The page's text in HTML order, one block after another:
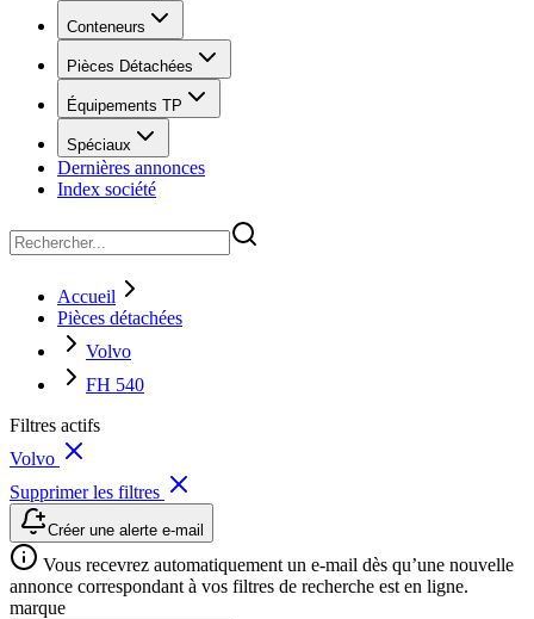
Conteneurs
Pièces Détachées
Équipements TP
Spéciaux
Dernières annonces
Index société
Accueil
Pièces détachées
Volvo
FH 540
Filtres actifs
Volvo
Supprimer les filtres
Créer une alerte e-mail
Vous recevrez automatiquement un e-mail dès qu’une nouvelle
annonce correspondant à vos filtres de recherche est en ligne.
marque